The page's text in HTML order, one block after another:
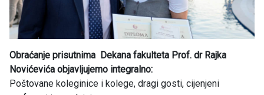
Obraćanje prisutnima Dekana fakulteta Prof. dr Rajka
Novićevića objavljujemo integralno:
Poštovane koleginice i kolege, dragi gosti, cijenjeni